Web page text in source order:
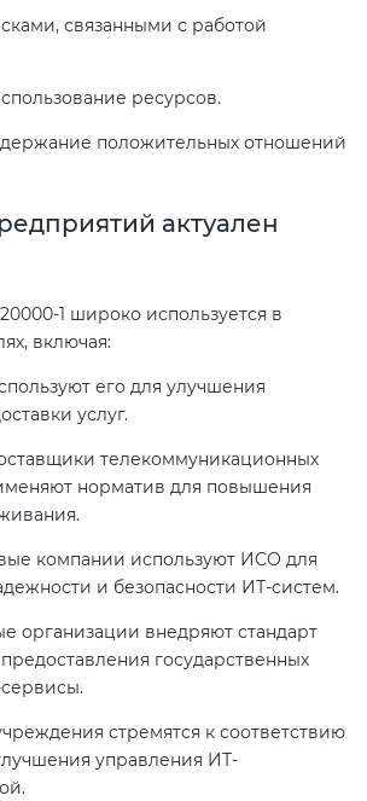
связанными с работой
ресурсов.
положительных отношений
актуален
1 широко используется в
включая:
его для улучшения
услуг.
телекоммуникационных
норматив для повышения
компании используют ИСО для
и безопасности ИТ-систем.
организации внедряют стандарт
государственных
стремятся к соответствию
управления ИТ-
косметики (ТР
оборудования
010)
пищевой
047)
ТС 020)
товаров
легкой
(ТР ТС 017)